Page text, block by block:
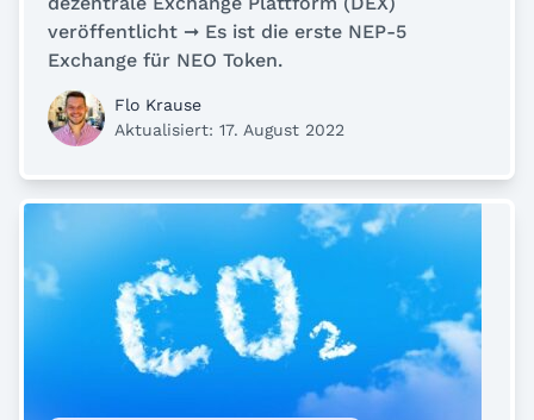
veröffentlicht ➞ Es ist die erste NEP-5
Exchange für NEO Token.
Flo Krause
Aktualisiert: 17. August 2022